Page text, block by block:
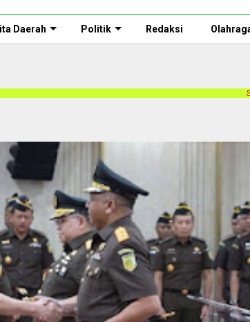
Daerah Politik Redaksi
Selamat Datang di